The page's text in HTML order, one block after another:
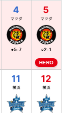
4
マツダ
●5-7
5
マツダ
○2-1
HERO
11
横浜
12
横浜